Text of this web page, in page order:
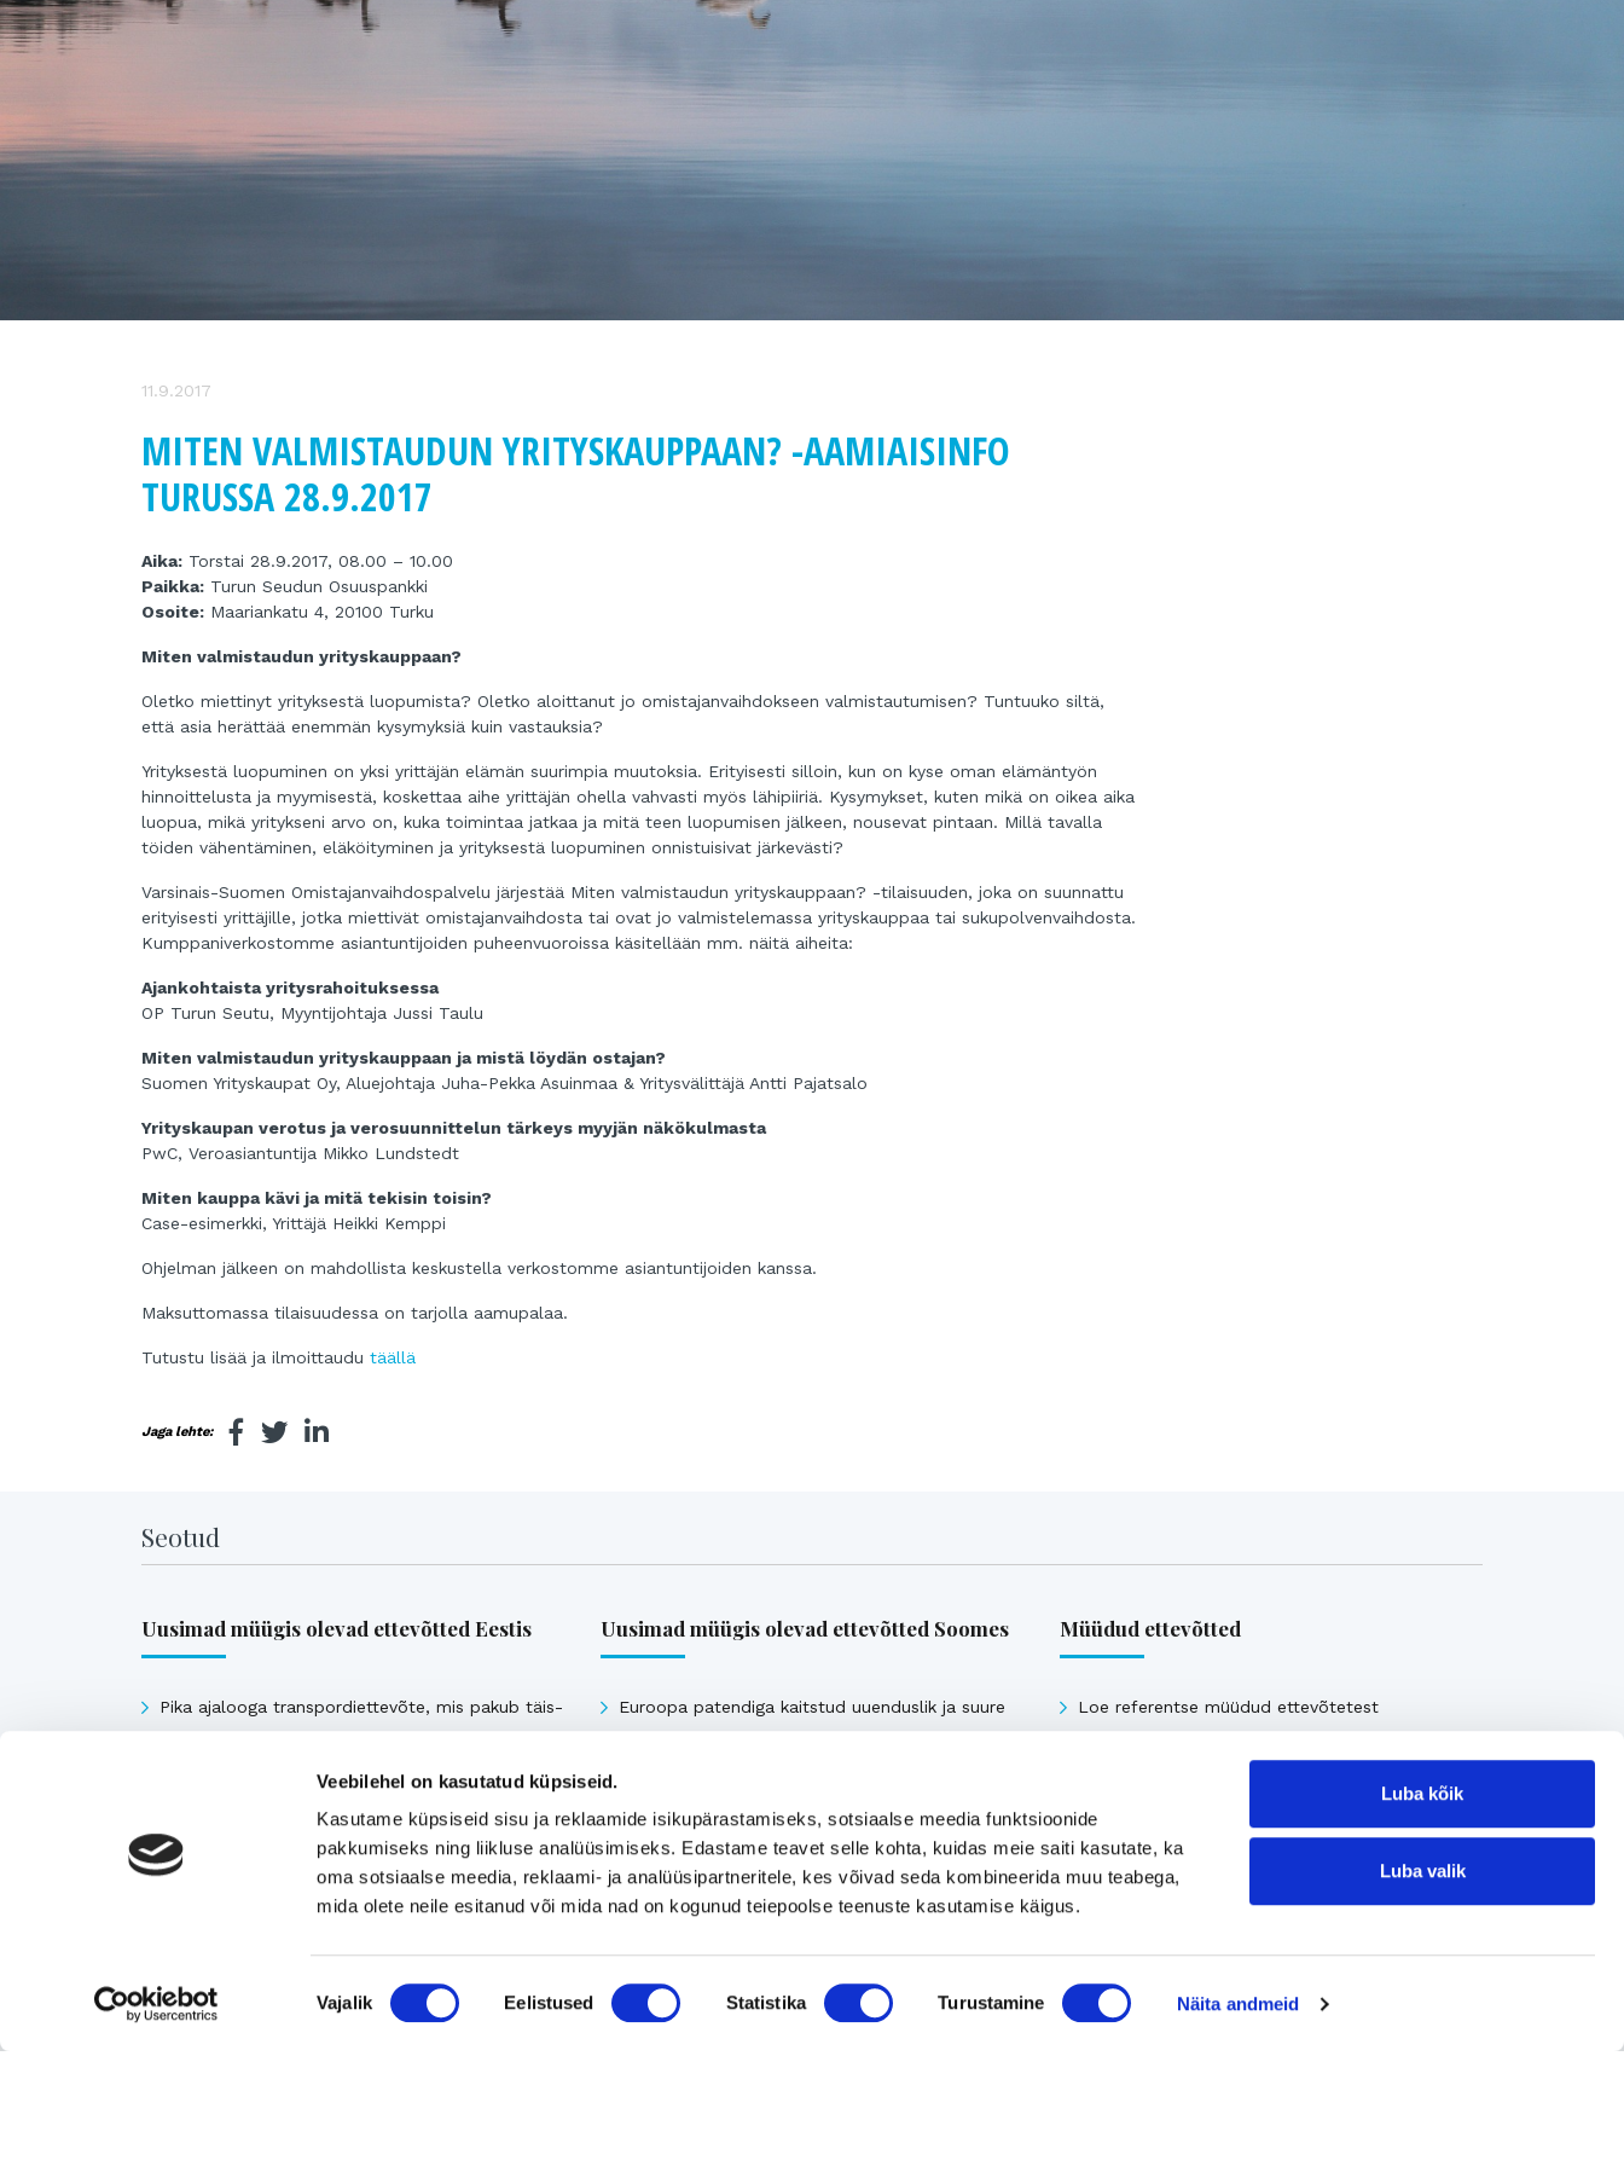
Veebilehel on kasutatud küpsiseid.
Kasutame küpsiseid sisu ja reklaamide isikupärastamiseks, sotsiaalse meedia funktsioonide
pakkumiseks ning liikluse analüüsimiseks. Edastame teavet selle kohta, kuidas meie saiti kasutate, ka
oma sotsiaalse meedia, reklaami- ja analüüsipartneritele, kes võivad seda kombineerida muu teabega,
mida olete neile esitanud või mida nad on kogunud teiepoolse teenuste kasutamise käigus.
Nõusoleku
valik
Vajalik Eelistused Statistika Turustamine Näita andmeid
Luba kõik
Luba valik
11.9.2017
MITEN VALMISTAUDUN YRITYSKAUPPAAN? -AAMIAISINFO
TURUSSA 28.9.2017
Aika: Torstai 28.9.2017, 08.00 – 10.00
Paikka: Turun Seudun Osuuspankki
Osoite: Maariankatu 4, 20100 Turku
Miten valmistaudun yrityskauppaan?
Oletko miettinyt yrityksestä luopumista? Oletko aloittanut jo omistajanvaihdokseen valmistautumisen? Tuntuuko siltä,
että asia herättää enemmän kysymyksiä kuin vastauksia?
Yrityksestä luopuminen on yksi yrittäjän elämän suurimpia muutoksia. Erityisesti silloin, kun on kyse oman elämäntyön
hinnoittelusta ja myymisestä, koskettaa aihe yrittäjän ohella vahvasti myös lähipiiriä. Kysymykset, kuten mikä on oikea aika
luopua, mikä yritykseni arvo on, kuka toimintaa jatkaa ja mitä teen luopumisen jälkeen, nousevat pintaan. Millä tavalla
töiden vähentäminen, eläköityminen ja yrityksestä luopuminen onnistuisivat järkevästi?
Varsinais-Suomen Omistajanvaihdospalvelu järjestää Miten valmistaudun yrityskauppaan? -tilaisuuden, joka on suunnattu
erityisesti yrittäjille, jotka miettivät omistajanvaihdosta tai ovat jo valmistelemassa yrityskauppaa tai sukupolvenvaihdosta.
Kumppaniverkostomme asiantuntijoiden puheenvuoroissa käsitellään mm. näitä aiheita:
Ajankohtaista yritysrahoituksessa
OP Turun Seutu, Myyntijohtaja Jussi Taulu
Miten valmistaudun yrityskauppaan ja mistä löydän ostajan?
Suomen Yrityskaupat Oy, Aluejohtaja Juha-Pekka Asuinmaa & Yritysvälittäjä Antti Pajatsalo
Yrityskaupan verotus ja verosuunnittelun tärkeys myyjän näkökulmasta
PwC, Veroasiantuntija Mikko Lundstedt
Miten kauppa kävi ja mitä tekisin toisin?
Case-esimerkki, Yrittäjä Heikki Kemppi
Ohjelman jälkeen on mahdollista keskustella verkostomme asiantuntijoiden kanssa.
Maksuttomassa tilaisuudessa on tarjolla aamupalaa.
Tutustu lisää ja ilmoittaudu täällä
Jaga lehte:
Seotud
Uusimad müügis olevad ettevõtted Eestis
Pika ajalooga transpordiettevõte, mis pakub täis-
Skandinaavia ning Baltikumi suundadel.
Viimsi Lihapood – 35 aastat turul olnud kohalik
toidupood
Eesti moebränd, mis pakub kvaliteetseid ja
ainulaadseid naisterõivaid.
Rahvusvaheliselt tunnustatud metall- ja
Uusimad müügis olevad ettevõtted Soomes
Euroopa patendiga kaitstud uuenduslik ja suure
Vaata kõiki
Müüdud ettevõtted
Loe referentse müüdud ettevõtetest
Jätke kontaktisoov